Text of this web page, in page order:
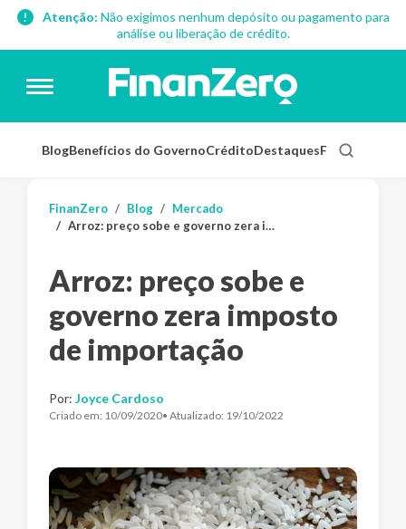
Atenção: Não exigimos nenhum depósito ou pagamento para
análise ou liberação de crédito.
BlogBenefícios do GovernoCréditoDestaquesFinanças
FinanZero Blog
Mercado
Arroz: preço sobe e governo zera imposto de importação
Arroz: preço sobe e
governo zera imposto
de importação
Por: Joyce Cardoso
Criado em: 10/09/2020• Atualizado: 19/10/2022